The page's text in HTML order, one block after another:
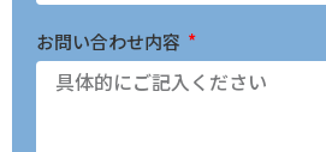
お問い合わせ内容